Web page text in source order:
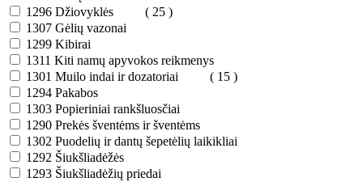
1296 Džiovyklės
( 25 )
1307 Gėlių vazonai
1299 Kibirai
1311 Kiti namų apyvokos reikmenys
1301 Muilo indai ir dozatoriai
( 15 )
1294 Pakabos
1303 Popieriniai rankšluosčiai
1290 Prekės šventėms ir šventėms
1302 Puodelių ir dantų šepetėlių laikikliai
1292 Šiukšliadėžės
1293 Šiukšliadėžių priedai